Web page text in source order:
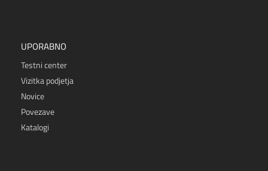
UPORABNO
Testni center
Vizitka podjetja
Novice
Povezave
Katalogi